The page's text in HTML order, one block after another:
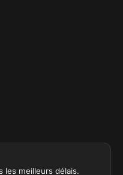
les meilleurs délais.